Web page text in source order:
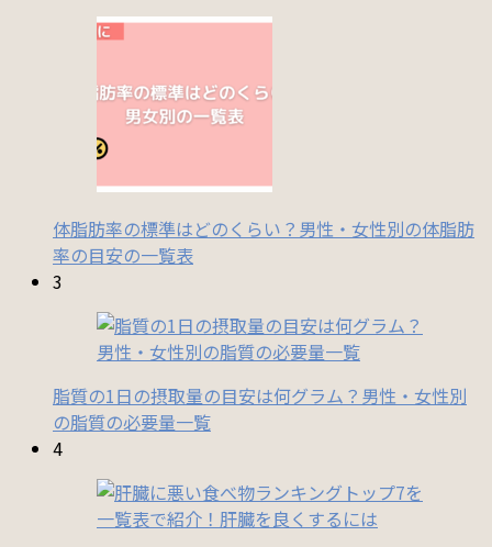
体脂肪率の標準はどのくらい？男性・女性別の体脂肪
率の目安の一覧表
3
脂質の1日の摂取量の目安は何グラム？男性・女性別
の脂質の必要量一覧
4